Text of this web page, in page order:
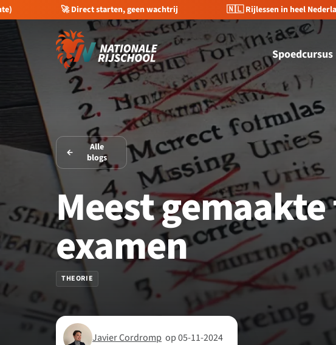
🇳🇱 Rijlessen in heel Nederland 💰 €400 korting op je
Spoedcursus
Alle
blogs
Meest
examen
THEORIE
Javier Cordromp op 05-11-2024